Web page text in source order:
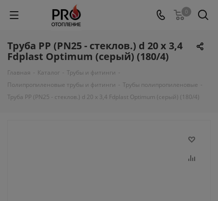
0
Труба PP (PN25 - стеклов.) d 20 x 3,4
Fdplast Optimum (серый) (180/4)
Главная - Каталог - Трубы и фитинги -
Полипропиленовые трубы и фитинги - Трубы полипропиленовые -
Труба PP (PN25 - стеклов.) d 20 x 3,4 Fdplast Optimum (серый) (180/4)